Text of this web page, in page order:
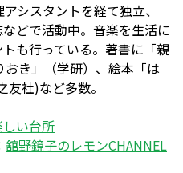
シスタントを経て独立、
どで活動中。音楽を生活に
も行っている。著書に「親
き」（学研）、絵本「は
社)など多数。
い台所
舘野鏡子のレモンCHANNEL